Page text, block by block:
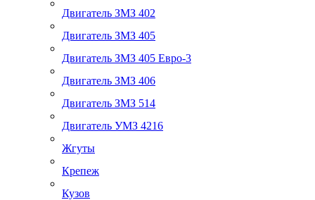
Двигатель ЗМЗ 402
Двигатель ЗМЗ 405
Двигатель ЗМЗ 405 Евро-3
Двигатель ЗМЗ 406
Двигатель ЗМЗ 514
Двигатель УМЗ 4216
Жгуты
Крепеж
Кузов